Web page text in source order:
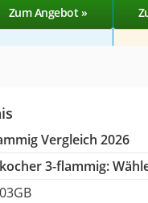
Zum Angebot »
Vergleich 2026
3-flammig: